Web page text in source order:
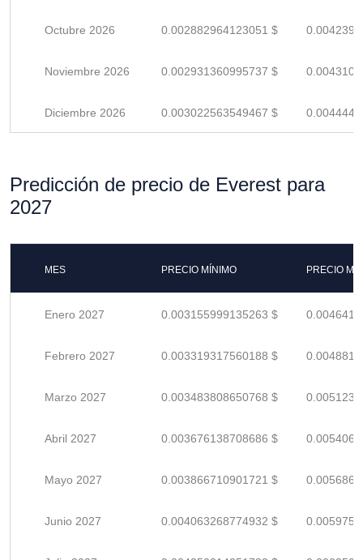
Octubre 2026 0.002882964123051 $
Noviembre 2026 0.002931360995737 $
Diciembre 2026 0.003022563549467 $
Predicción de precio de Everest para
2027
MES PRECIO MÍNIMO PRECIO
Enero 2027 0.003155999135263 $
Febrero 2027 0.003319317560188 $
Marzo 2027 0.003483808650768 $
Abril 2027 0.003676138708686 $
Mayo 2027 0.003866710901721 $
Junio 2027 0.004063268774932 $